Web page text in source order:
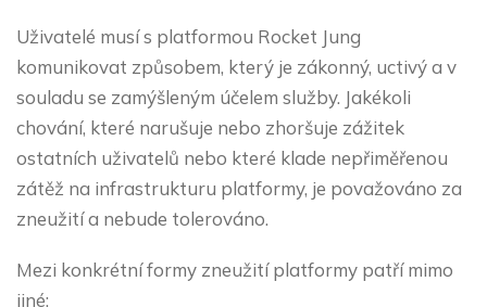
Uživatelé musí s platformou Rocket Jung
komunikovat způsobem, který je zákonný, uctivý a v
souladu se zamýšleným účelem služby. Jakékoli
chování, které narušuje nebo zhoršuje zážitek
ostatních uživatelů nebo které klade nepřiměřenou
zátěž na infrastrukturu platformy, je považováno za
zneužití a nebude tolerováno.
Mezi konkrétní formy zneužití platformy patří mimo
jiné: